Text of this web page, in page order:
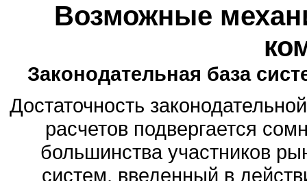
Возможные
Законодательная база
Достаточность
расчетов подвергается
большинства участников
систем, введенный в